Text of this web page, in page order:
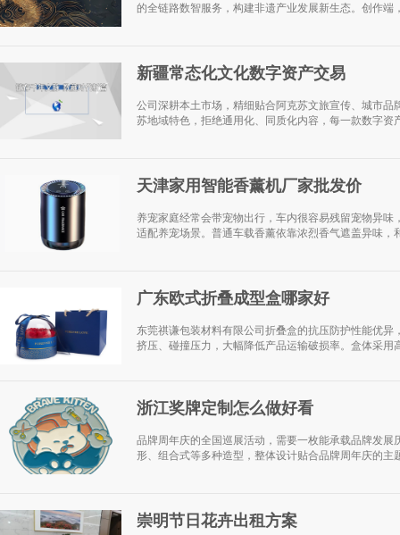
的全链路数智服务，构建非遗产业发展新生态。创作
新疆常态化文化数字资产交易
公司深耕本土市场，精细贴合阿克苏文旅宣传、城市
苏地域特色，拒绝通用化、同质化内容，每一款数字
天津家用智能香薰机厂家批发价
养宠家庭经常会带宠物出行，车内很容易残留宠物异
适配养宠场景。普通车载香薰依靠浓烈香气遮盖异味
广东欧式折叠成型盒哪家好
东莞祺谦包装材料有限公司折叠盒的抗压防护性能优
挤压、碰撞压力，大幅降低产品运输破损率。盒体采
浙江奖牌定制怎么做好看
品牌周年庆的全国巡展活动，需要一枚能承载品牌发
形、组合式等多种造型，整体设计贴合品牌周年庆的
崇明节日花卉出租方案